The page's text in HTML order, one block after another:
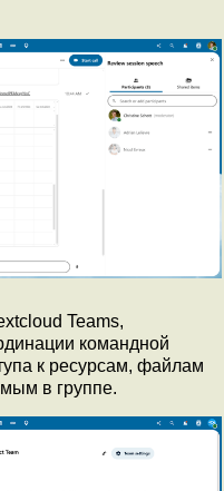
Teams,
командной
к ресурсам, файлам
в группе.